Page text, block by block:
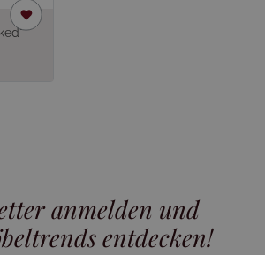
anmelden und
entdecken!